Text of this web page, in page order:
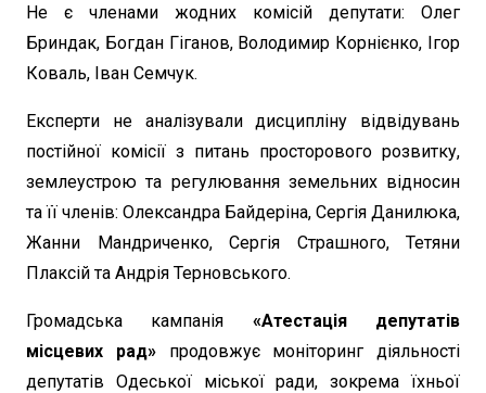
Не є членами жодних комісій депутати: Олег
Бриндак, Богдан Гіганов, Володимир Корнієнко, Ігор
Коваль, Іван Семчук.
Експерти не аналізували дисципліну відвідувань
постійної комісії з питань просторового розвитку,
землеустрою та регулювання земельних відносин
та її членів: Олександра Байдеріна, Сергія Данилюка,
Жанни Мандриченко, Сергія Страшного, Тетяни
Плаксій та Андрія Терновського.
Громадська кампанія «Атестація депутатів
місцевих рад»продовжує моніторинг діяльності
депутатів Одеської міської ради, зокрема їхньої